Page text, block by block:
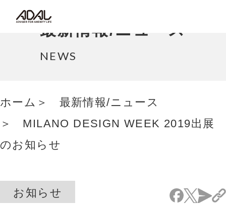
コラム
最新情報/ニュース
採用情報
最新情報/ニュース
NEWS
ホーム
最新情報/ニュース
MILANO DESIGN WEEK 2019出展
のお知らせ
お知らせ